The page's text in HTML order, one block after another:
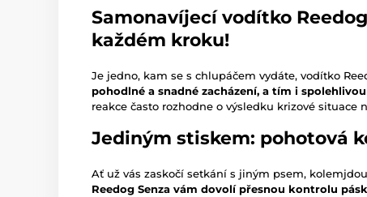
Samonavíjecí vodítko
každém kroku!
Je jedno, kam se s chlupáčem vydáte, vodítko
pohodlné a snadné zacházení, a tím i
reakce často rozhodne o výsledku krizové situace
Jediným stiskem: pohotová
Ať už vás zaskočí setkání s jiným psem,
Reedog Senza vám dovolí přesnou kontrolu